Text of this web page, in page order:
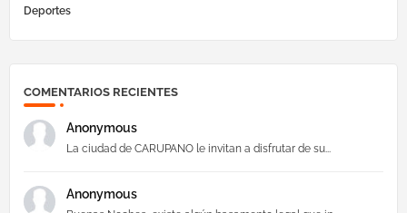
Deportes
COMENTARIOS RECIENTES
Anonymous
La ciudad de CARUPANO le invitan a disfrutar de su...
Anonymous